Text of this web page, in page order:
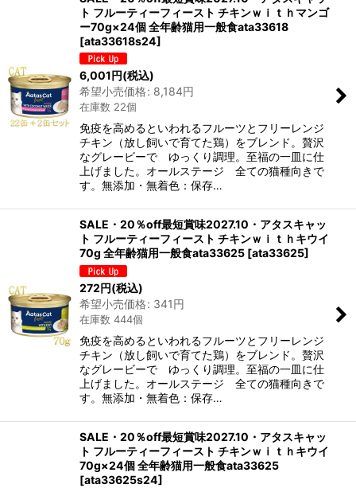
ト フルーティーフィースト チキンｗｉｔｈマンゴ
ー70g×24個 全年齢猫用一般食ata33618
[ata33618s24]
6,001円(税込)
希望小売価格: 8,184円
在庫数 22個
免疫を高めるといわれるフルーツとフリーレンジ
チキン（放し飼いで育てた鶏）をブレンド。贅沢
なグレービーで ゆっくり調理。至福の一皿に仕
上げました。オールステージ 全ての猫種向きで
す。無添加・無着色：保存…
SALE・20％off最短賞味2027.10・アタスキャッ
ト フルーティーフィースト チキンｗｉｔｈキウイ
70g 全年齢猫用一般食ata33625 [ata33625]
272円(税込)
希望小売価格: 341円
在庫数 444個
免疫を高めるといわれるフルーツとフリーレンジ
チキン（放し飼いで育てた鶏）をブレンド。贅沢
なグレービーで ゆっくり調理。至福の一皿に仕
上げました。オールステージ 全ての猫種向きで
す。無添加・無着色：保存…
SALE・20％off最短賞味2027.10・アタスキャッ
ト フルーティーフィースト チキンｗｉｔｈキウイ
70g×24個 全年齢猫用一般食ata33625
[ata33625s24]